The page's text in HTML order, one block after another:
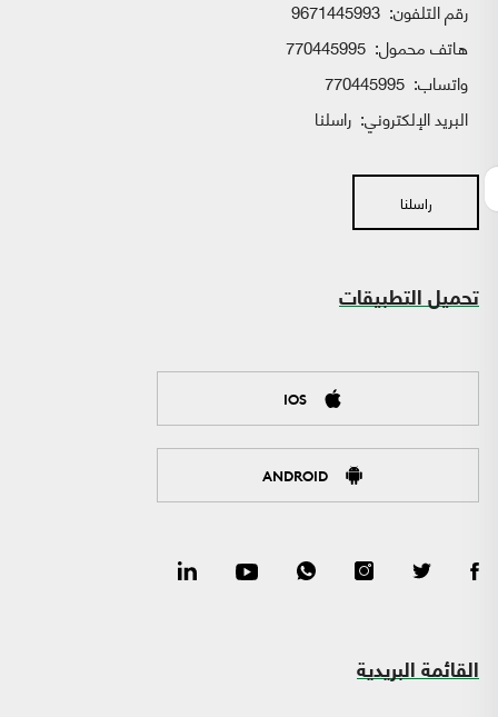
رقم التلفون: 9671445993
هاتف محمول: 770445995
واتساب:
البريد الإلكتروني: راسلنا
راسلنا
تحميل التطبيقات
IOS
ANDROID
القائمة البريدية